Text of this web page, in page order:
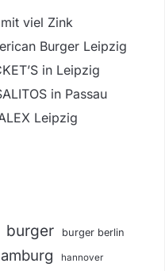
viel Zink
Burger Leipzig
in Leipzig
in Passau
Leipzig
burger burger berlin
hannover